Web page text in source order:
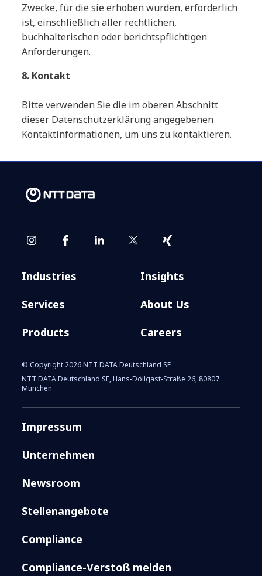
Zwecke, für die sie erhoben wurden, erforderlich
ist, einschließlich aller rechtlichen,
buchhalterischen oder berichtspflichtigen
Anforderungen.
8. Kontakt
Bitte verwenden Sie die im oberen Abschnitt
dieser Datenschutzerklärung angegebenen
Kontaktinformationen, um uns zu kontaktieren.
Industries
Services
Products
Insights
About Us
Careers
© Copyright 2026 NTT DATA Deutschland SE
NTT DATA Deutschland SE, Hans-Döllgast-Straße 26, 80807
München
Impressum
Unternehmen
Newsroom
Stellenangebote
Compliance
Compliance-Verstoß melden